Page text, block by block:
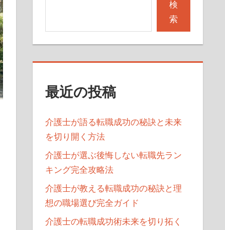
検
索
最近の投稿
介護士が語る転職成功の秘訣と未来
を切り開く方法
介護士が選ぶ後悔しない転職先ラン
キング完全攻略法
介護士が教える転職成功の秘訣と理
想の職場選び完全ガイド
介護士の転職成功術未来を切り拓く